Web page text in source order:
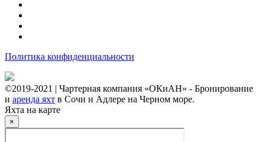
Политика конфиденциальности
©2019-2021 | Чартерная компания «ОКиАН» - Бронирование
и аренда яхт в Сочи и Адлере на Черном море.
Яхта на карте
×